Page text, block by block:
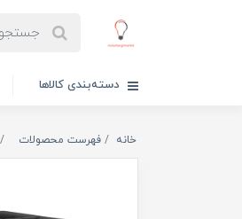
دسته‌بندی کالاها
خانه فهرست محصولات